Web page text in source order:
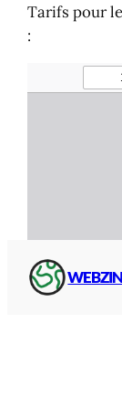
Tarifs pour
: